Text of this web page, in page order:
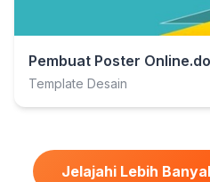
Pembuat Poster
Template Desain
Jelajahi Lebih